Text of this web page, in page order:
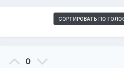
СОРТИРОВАТЬ ПО
0